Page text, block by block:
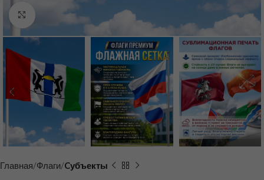
Нажмите, чтобы увеличить
Главная Флаги Cубъекты